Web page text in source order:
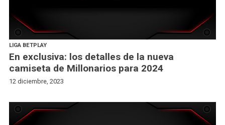
LIGA BETPLAY
En exclusiva: los detalles de la nueva
camiseta de Millonarios para 2024
12 diciembre, 2023